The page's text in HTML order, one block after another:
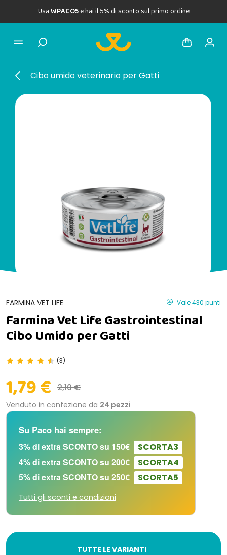
UsaWPACO5e hai il 5% di sconto sul primo ordine
Cibo umido veterinario per Gatti
FARMINA VET LIFE Vale 430 punti
Farmina Vet Life Gastrointestinal
Cibo Umido per Gatti
(3)
1,79 € 2,10 €
Venduto in confezione da 24 pezzi
Su Paco hai sempre:
3% di extra SCONTO su 150€
SCORTA3
4% di extra SCONTO su 200€
SCORTA4
5% di extra SCONTO su 250€
SCORTA5
Tutti gli sconti e condizioni
TUTTE LE VARIANTI